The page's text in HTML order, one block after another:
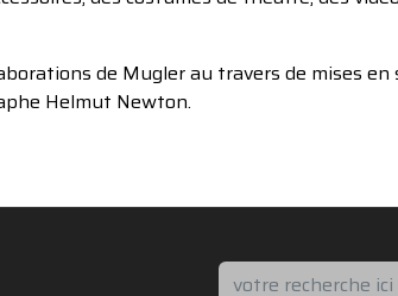
de Mugler au travers de mises en
Helmut Newton.
Rechercher